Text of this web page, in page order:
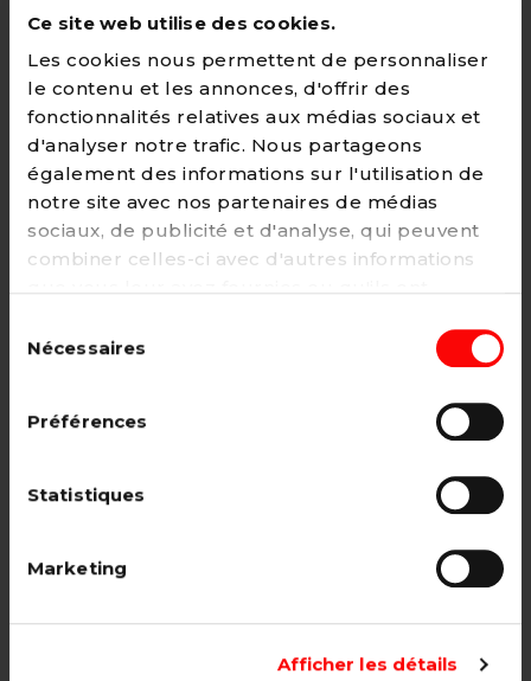
Ce site web utilise des cookies.
Les cookies nous permettent de personnaliser
le contenu et les annonces, d'offrir des
fonctionnalités relatives aux médias sociaux et
d'analyser notre trafic. Nous partageons
également des informations sur l'utilisation de
notre site avec nos partenaires de médias
sociaux, de publicité et d'analyse, qui peuvent
combiner celles-ci avec d'autres informations
services. Vous pouvez à tout moment modifier
politique
duNécessaires
Préférences
Statistiques
Marketing
Afficher les détails
24€ - Paiement annuel
CHOISIR →
Adhésion
2€ - Paiement mensuel
Adhésion étudiant, pensionné, en
Adhésion étudiant, pensionné, en